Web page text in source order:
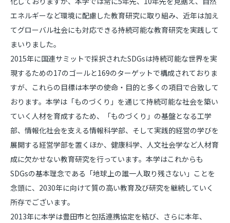
エネルギーなど環境に配慮した教育研究に取り組み、近年は加え
てグローバル社会にも対応できる持続可能な教育研究を実践して
まいりました。
2015年に国連サミットで採択されたSDGsは持続可能な世界を実
現するための17のゴールと169のターゲットで構成されておりま
すが、これらの目標は本学の使命・目的と多くの項目で合致して
おります。本学は「ものづくり」を通じて持続可能な社会を築い
ていく人材を育成するため、「ものづくり」の基盤となる工学
部、情報化社会を支える情報科学部、そして実践的経営の学びを
展開する経営学部を置くほか、健康科学、人文社会学など人材育
成に欠かせない教育研究を行っています。本学はこれからも
SDGsの基本理念である「地球上の誰一人取り残さない」ことを
念頭に、2030年に向けて質の高い教育及び研究を継続していく
所存でございます。
2013年に本学は豊田市と包括連携協定を結び、さらに本年、